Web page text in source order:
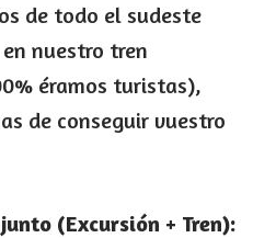
de todo el sudeste
nuestro tren
éramos turistas),
de conseguir vuestro
(Excursión + Tren):